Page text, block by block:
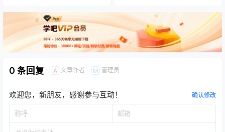
0 条回复 A 文章作者 M 管理员
欢迎您，新朋友，感谢参与互动！ 确认修改